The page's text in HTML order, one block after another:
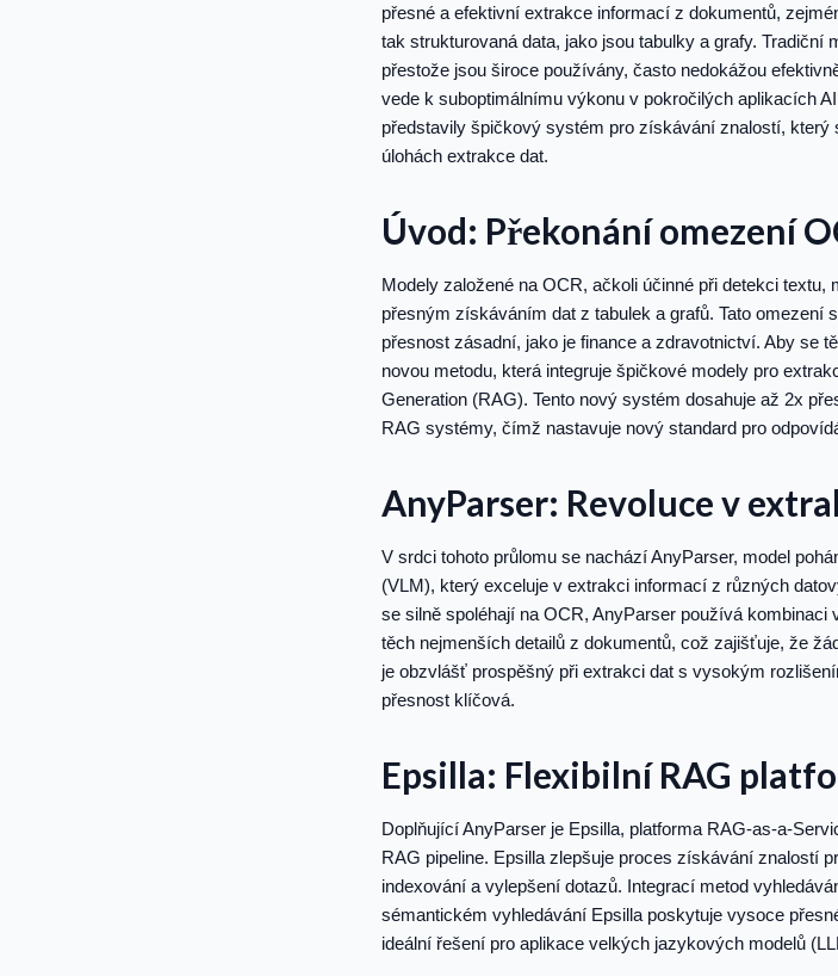
přesné a efektivní extrakce informací z dokumentů,
tak strukturovaná data, jako jsou tabulky a grafy.
přestože jsou široce používány, často nedokážou
vede k suboptimálnímu výkonu v pokročilých aplikacích
představily špičkový systém pro získávání znalostí, který
úlohách extrakce dat.
Úvod: Překonání omezení
Modely založené na OCR, ačkoli účinné při detekci
přesným získáváním dat z tabulek a grafů. Tato
přesnost zásadní, jako je finance a zdravotnictví. Aby se
novou metodu, která integruje špičkové modely pro
Generation (RAG). Tento nový systém dosahuje až 2x
RAG systémy, čímž nastavuje nový standard pro
AnyParser: Revoluce v
V srdci tohoto průlomu se nachází AnyParser, model
(VLM), který exceluje v extrakci informací z různých
se silně spoléhají na OCR, AnyParser používá
těch nejmenších detailů z dokumentů, což zajišťuje, že
je obzvlášť prospěšný při extrakci dat s vysokým
přesnost klíčová.
Epsilla: Flexibilní RAG
Doplňující AnyParser je Epsilla, platforma RAG-as-a-
RAG pipeline. Epsilla zlepšuje proces získávání znalostí
indexování a vylepšení dotazů. Integrací metod
sémantickém vyhledávání Epsilla poskytuje vysoce
ideální řešení pro aplikace velkých jazykových modelů